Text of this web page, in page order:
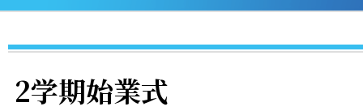
2学期始業式